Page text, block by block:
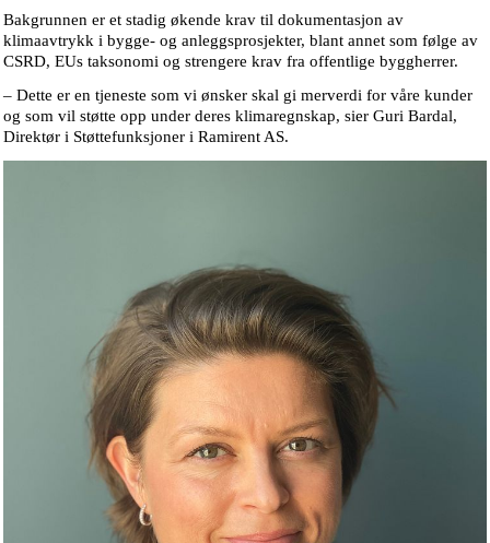
Bakgrunnen er et stadig økende krav til dokumentasjon av
klimaavtrykk i bygge- og anleggsprosjekter, blant annet som følge av
CSRD, EUs taksonomi og strengere krav fra offentlige byggherrer.
– Dette er en tjeneste som vi ønsker skal gi merverdi for våre kunder
og som vil støtte opp under deres klimaregnskap, sier Guri Bardal,
Direktør i Støttefunksjoner i Ramirent AS.